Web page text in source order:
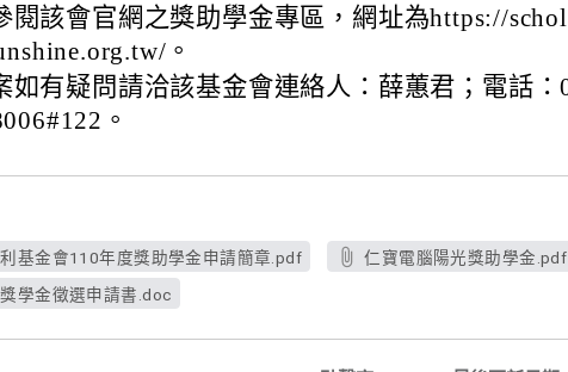
閱該會官網之獎助學金專區，網址為https://
。
如有疑問請洽該基金會連絡人：薛蕙君；電話：
。
基金會110年度獎助學金申請簡章.pdf 仁寶電腦陽光獎助學金.pdf
獎學金徵選申請書.doc